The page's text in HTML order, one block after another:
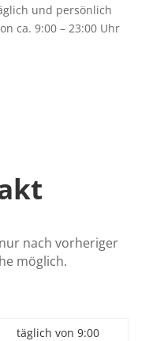
und persönlich
ca. 9:00 – 23:00 Uhr
nach vorheriger
möglich.
täglich von 9:00